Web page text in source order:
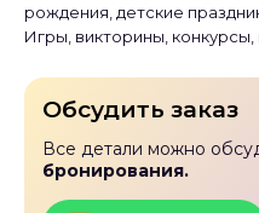
рождения, детские
Игры, викторины,
Обсудить заказ
Все детали можно
бронирования.